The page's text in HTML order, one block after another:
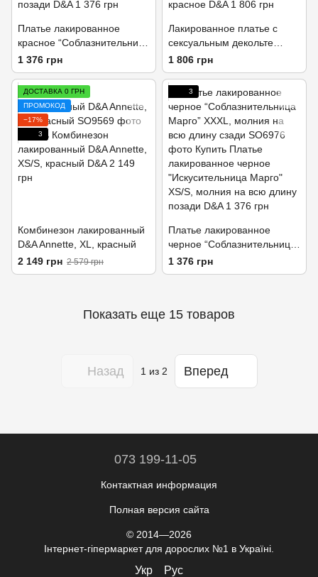
Платье лакированное
красное “Соблазнительница
Марго” XXXL, молния на
всю длину сзади
1 376 грн
Лакированное платье с
сексуальным декольте
«Лучезарная Эмилия» D&A,
XL, красное
1 806 грн
ДОСТАВКА 0 ГРН
ПРОМОКОД
−17%
3
Комбинезон лакированный
D&A Annette, XL, красный
2 149 грн 2 579 грн
3
Платье лакированное
черное “Соблазнительница
Марго” XXXL, молния на
всю длину сзади
1 376 грн
Показать еще 15 товаров
Назад 1 из 2 Вперед
073 199-11-05
Контактная информация
Полная версия сайта
© 2014—2026
Інтернет-гіпермаркет для дорослих №1 в Україні.
Укр Рус